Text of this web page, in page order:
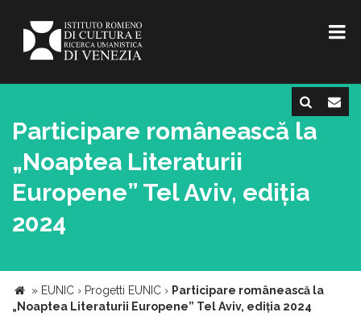
Participare românească la
„Noaptea Literaturii
Europene” Tel Aviv, ediția
2024
» EUNIC › Progetti EUNIC › Participare românească la
„Noaptea Literaturii Europene” Tel Aviv, ediția 2024